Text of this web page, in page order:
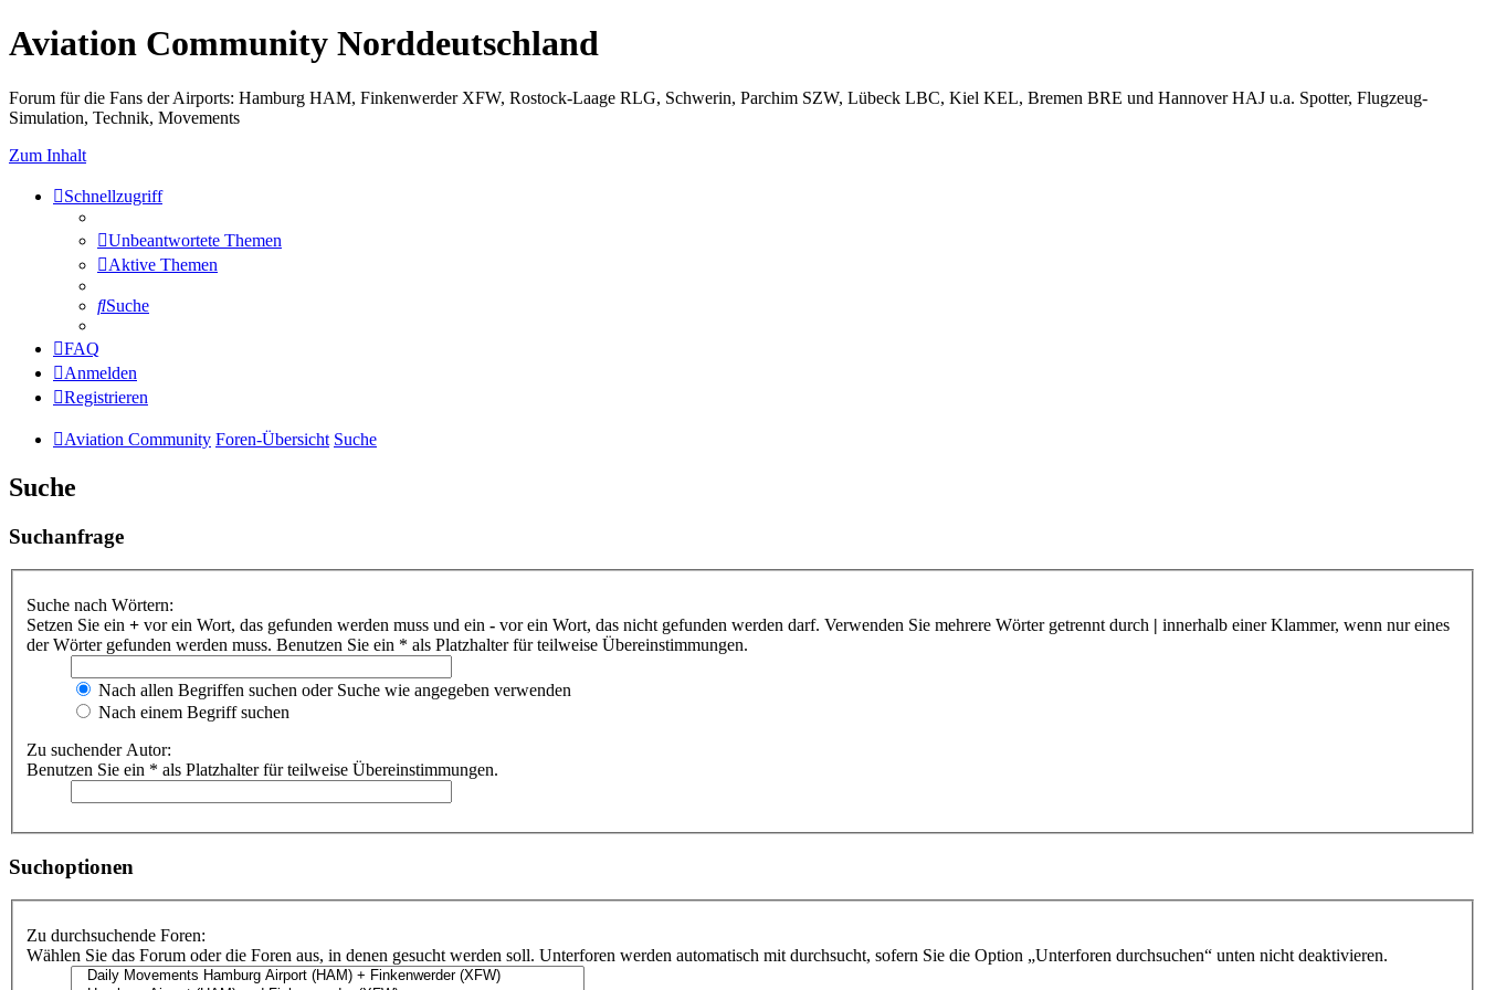
Aviation Community Norddeutschland
Forum für die Fans der Airports: Hamburg HAM, Finkenwerder XFW, Rostock-Laage RLG, Schwerin, Parchim SZW, Lübeck LBC, Kiel KEL, Bremen BRE und Hannover HAJ u.a. Spotter, Flugzeug-
Simulation, Technik, Movements
Zum Inhalt
Schnellzugriff
Unbeantwortete Themen
Aktive Themen
Suche
FAQ
Anmelden
Registrieren
Aviation Community Foren-Übersicht Suche
Suche
Suchanfrage
Suche nach Wörtern:
Setzen Sie ein + vor ein Wort, das gefunden werden muss und ein - vor ein Wort, das nicht gefunden werden darf. Verwenden Sie mehrere Wörter getrennt durch | innerhalb einer Klammer, wenn nur eines
der Wörter gefunden werden muss. Benutzen Sie ein * als Platzhalter für teilweise Übereinstimmungen.
Nach allen Begriffen suchen oder Suche wie angegeben verwenden
Nach einem Begriff suchen
Zu suchender Autor:
Benutzen Sie ein * als Platzhalter für teilweise Übereinstimmungen.
Suchoptionen
Zu durchsuchende Foren:
Wählen Sie das Forum oder die Foren aus, in denen gesucht werden soll. Unterforen werden automatisch mit durchsucht, sofern Sie die Option „Unterforen durchsuchen“ unten nicht deaktivieren.